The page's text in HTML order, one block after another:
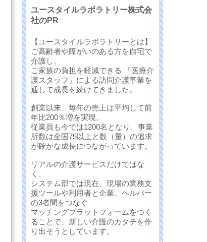
ユースタイルラボラトリー株式会
社のPR
【ユースタイルラボラトリーとは】
ご高齢者や障がいのある方を自宅で
介護し、
ご家族の負担を軽減できる 「医療介
護スタッフ」による訪問介護事業を
通して成長を続けてきました。
創業以来、毎年の売上は平均して前
年比200％増を実現。
従業員も今では1200名となり、事業
所数は全国75以上と数（量）の追求
が確かな成長につながっています。
リアルの介護サービスだけではな
く、
システム部では現在、現場の業務支
援ツールや利用者と企業、ヘルパー
の3者間をつなぐ
マッチングプラットフォームをつく
ることで、新しい介護のカタチを作
り出そうとしています。